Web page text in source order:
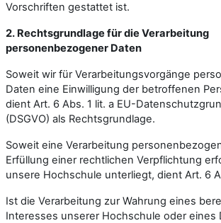
Vorschriften gestattet ist.
2. Rechtsgrundlage für die Verarbeitung
personenbezogener Daten
Soweit wir für Verarbeitungsvorgänge
Daten eine Einwilligung der betroffenen
dient Art. 6 Abs. 1 lit. a EU-
(DSGVO) als Rechtsgrundlage.
Soweit eine Verarbeitung
Erfüllung einer rechtlichen Verpflichtung
unsere Hochschule unterliegt, dient Art. 6
Ist die Verarbeitung zur Wahrung eines
Interesses unserer Hochschule oder eines